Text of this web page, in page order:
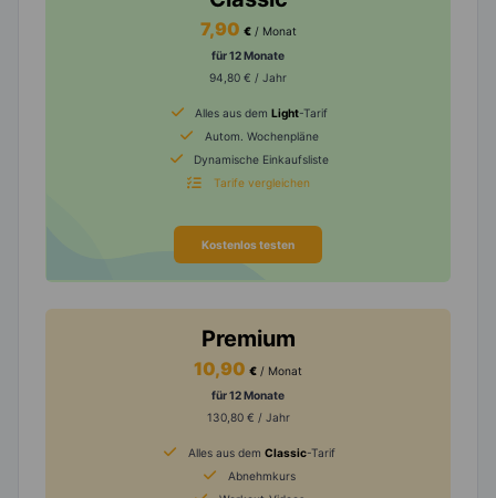
7,90 € / Monat
für 12 Monate
94,80 € / Jahr
Alles aus dem Light-Tarif
Autom. Wochenpläne
Dynamische Einkaufsliste
Tarife vergleichen
Kostenlos testen
Premium
10,90 € / Monat
für 12 Monate
130,80 € / Jahr
Alles aus dem Classic-Tarif
Abnehmkurs